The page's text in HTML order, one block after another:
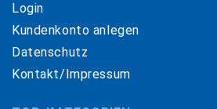
Login
Kundenkonto anlegen
Datenschutz
Kontakt/Impressum